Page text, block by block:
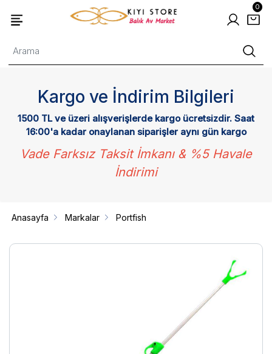
0
Kargo ve İndirim Bilgileri
1500 TL ve üzeri alışverişlerde kargo ücretsizdir. Saat
16:00'a kadar onaylanan siparişler aynı gün kargo
Vade Farksız Taksit İmkanı & %5 Havale
İndirimi
Anasayfa Markalar Portfish